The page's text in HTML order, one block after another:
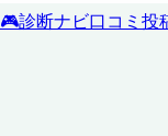
🎮診断ナビ口コミ投